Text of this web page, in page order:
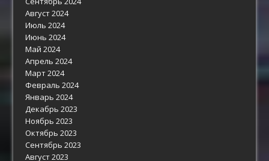
Август 2024
Июль 2024
Июнь 2024
Май 2024
Апрель 2024
Март 2024
Февраль 2024
Январь 2024
Декабрь 2023
Ноябрь 2023
Октябрь 2023
Сентябрь 2023
Август 2023